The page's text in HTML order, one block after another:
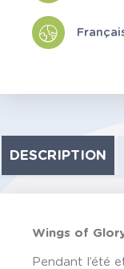
DESCRIPTION
Wings of
Pendant l’été